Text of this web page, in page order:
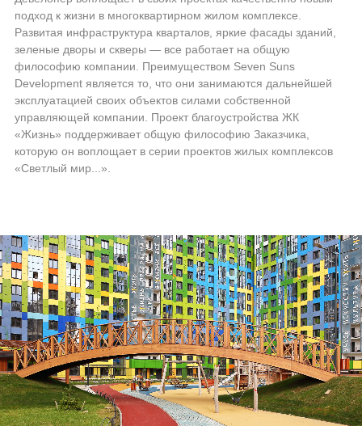
подход к жизни в многоквартирном жилом комплексе.
Развитая инфраструктура кварталов, яркие фасады зданий,
зеленые дворы и скверы — все работает на общую
философию компании. Преимуществом Seven Suns
Development является то, что они занимаются дальнейшей
эксплуатацией своих объектов силами собственной
управляющей компании. Проект благоустройства ЖК
«Жизнь» поддерживает общую философию Заказчика,
которую он воплощает в серии проектов жилых комплексов
«Светлый мир...».